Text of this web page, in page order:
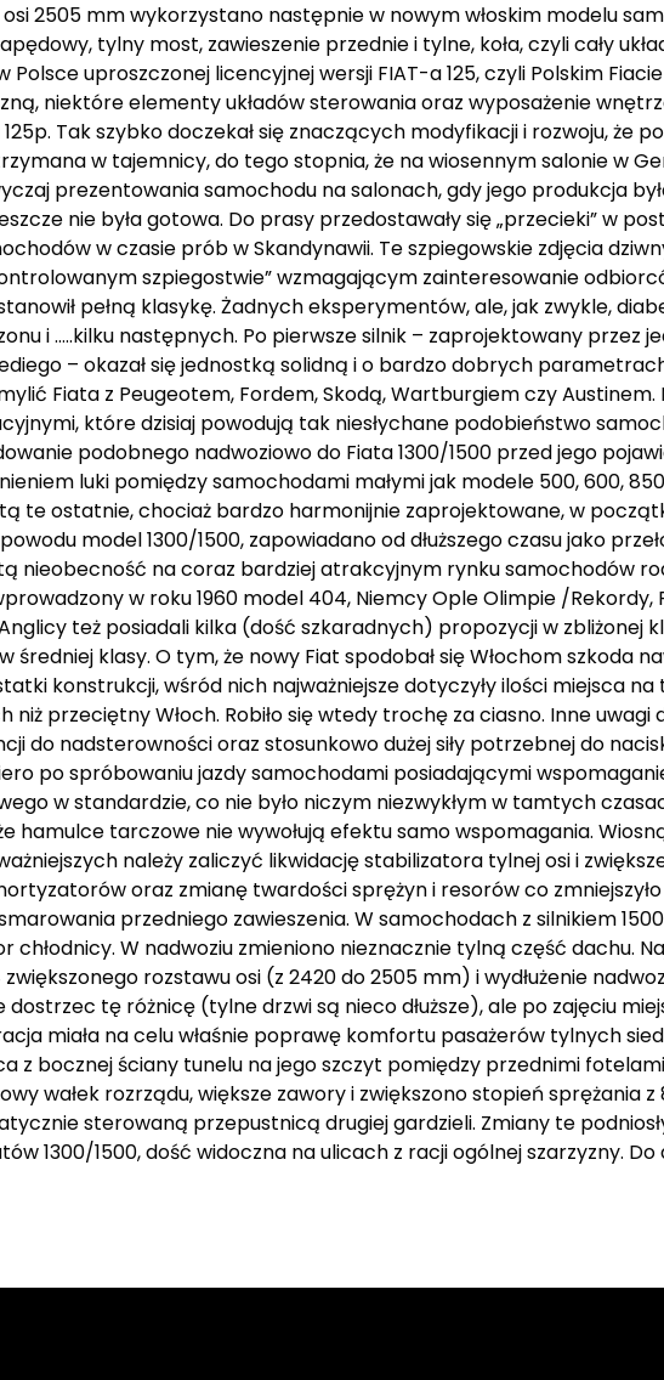
2505 mm wykorzystano następnie w nowym włoskim modelu
tylny most, zawieszenie przednie i tylne, koła, czyli cały
uproszczonej licencyjnej wersji FIAT-a 125, czyli Polskim
niektóre elementy układów sterowania oraz wyposażenie
Tak szybko doczekał się znaczących modyfikacji i rozwoju, że
w tajemnicy, do tego stopnia, że na wiosennym salonie w
prezentowania samochodu na salonach, gdy jego produkcja
nie była gotowa. Do prasy przedostawały się „przecieki” w
w czasie prób w Skandynawii. Te szpiegowskie zdjęcia
szpiegostwie” wzmagającym zainteresowanie
pełną klasykę. Żadnych eksperymentów, ale, jak zwykle,
i …..kilku następnych. Po pierwsze silnik – zaprojektowany przez
– okazał się jednostką solidną i o bardzo dobrych
Fiata z Peugeotem, Fordem, Skodą, Wartburgiem czy
które dzisiaj powodują tak niesłychane podobieństwo
podobnego nadwoziowo do Fiata 1300/1500 przed jego
luki pomiędzy samochodami małymi jak modele 500, 600, 850
te ostatnie, chociaż bardzo harmonijnie zaprojektowane, w
model 1300/1500, zapowiadano od dłuższego czasu jako
nieobecność na coraz bardziej atrakcyjnym rynku samochodów
w roku 1960 model 404, Niemcy Ople Olimpie /Rekordy,
też posiadali kilka (dość szkaradnych) propozycji w zbliżonej
średniej klasy. O tym, że nowy Fiat spodobał się Włochom szkoda
konstrukcji, wśród nich najważniejsze dotyczyły ilości miejsca na
niż przeciętny Włoch. Robiło się wtedy trochę za ciasno. Inne uwagi
do nadsterowności oraz stosunkowo dużej siły potrzebnej do
po spróbowaniu jazdy samochodami posiadającymi
w standardzie, co nie było niczym niezwykłym w tamtych
hamulce tarczowe nie wywołują efektu samo wspomagania.
należy zaliczyć likwidację stabilizatora tylnej osi i
oraz zmianę twardości sprężyn i resorów co
przedniego zawieszenia. W samochodach z silnikiem
W nadwoziu zmieniono nieznacznie tylną część dachu.
rozstawu osi (z 2420 do 2505 mm) i wydłużenie
tę różnicę (tylne drzwi są nieco dłuższe), ale po zajęciu
miała na celu właśnie poprawę komfortu pasażerów tylnych
z bocznej ściany tunelu na jego szczyt pomiędzy przednimi
wałek rozrządu, większe zawory i zwiększono stopień sprężania z
sterowaną przepustnicą drugiej gardzieli. Zmiany te
1300/1500, dość widoczna na ulicach z racji ogólnej szarzyzny.